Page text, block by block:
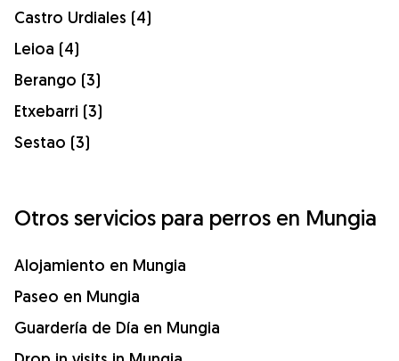
Castro Urdiales (4)
Leioa (4)
Berango (3)
Etxebarri (3)
Sestao (3)
Otros servicios para perros en Mungia
Alojamiento en Mungia
Paseo en Mungia
Guardería de Día en Mungia